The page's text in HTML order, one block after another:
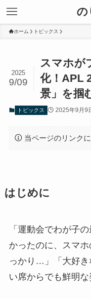
の
ホーム トピックス
スマホが
化！APL
景」を掴
2025
9/09
トピックス 2025年9月9
当ページのリンク
はじめに
「運動会でわが子
かったのに、スマ
っかり…」「大好き
い席からでも鮮明な